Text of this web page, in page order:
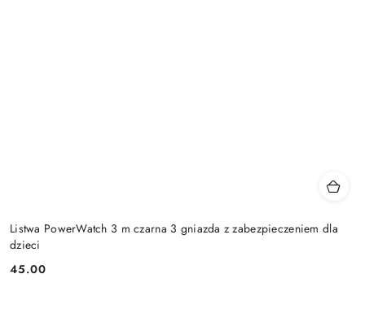
Listwa PowerWatch 3 m czarna 3 gniazda z zabezpieczeniem dla
dzieci
Cena:
45.00